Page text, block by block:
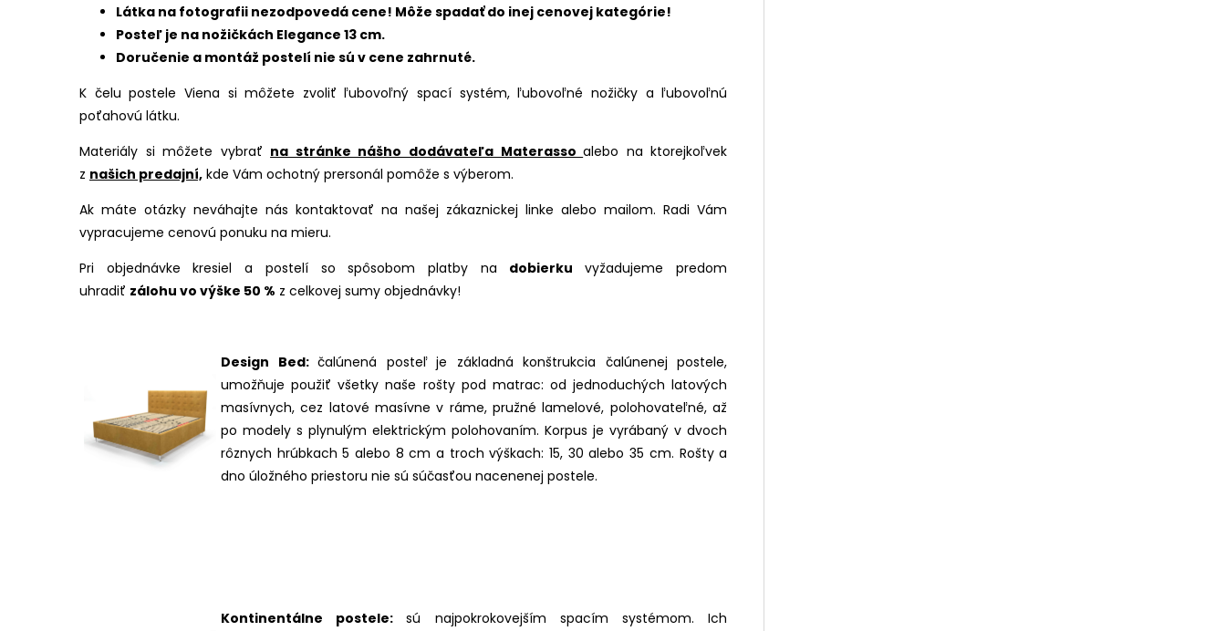
Látka na fotografii nezodpovedá cene! Môže spadať do inej cenovej kategórie!
Posteľ je na nožičkách Elegance 13 cm.
Doručenie a montáž postelí nie sú v cene zahrnuté.
K čelu postele Viena si môžete zvoliť ľubovoľný spací systém, ľubovoľné nožičky a ľubovoľnú
poťahovú látku.
Materiály si môžete vybrať na stránke nášho dodávateľa Materassoalebo na ktorejkoľvek
z našich predajní, kde Vám ochotný prersonál pomôže s výberom.
Ak máte otázky neváhajte nás kontaktovať na našej zákaznickej linke alebo mailom. Radi Vám
vypracujeme cenovú ponuku na mieru.
Pri objednávke kresiel a postelí so spôsobom platby na dobierku vyžadujeme predom
uhradiť zálohu vo výške 50 % z celkovej sumy objednávky!
Design Bed:čalúnená posteľ je základná konštrukcia čalúnenej postele,
umožňuje použiť všetky naše rošty pod matrac: od jednoduchých latových
masívnych, cez latové masívne v ráme, pružné lamelové, polohovateľné, až
po modely s plynulým elektrickým polohovaním. Korpus je vyrábaný v dvoch
rôznych hrúbkach 5 alebo 8 cm a troch výškach: 15, 30 alebo 35 cm. Rošty a
dno úložného priestoru nie sú súčasťou nacenenej postele.
Kontinentálne postele:sú najpokrokovejším spacím systémom. Ich